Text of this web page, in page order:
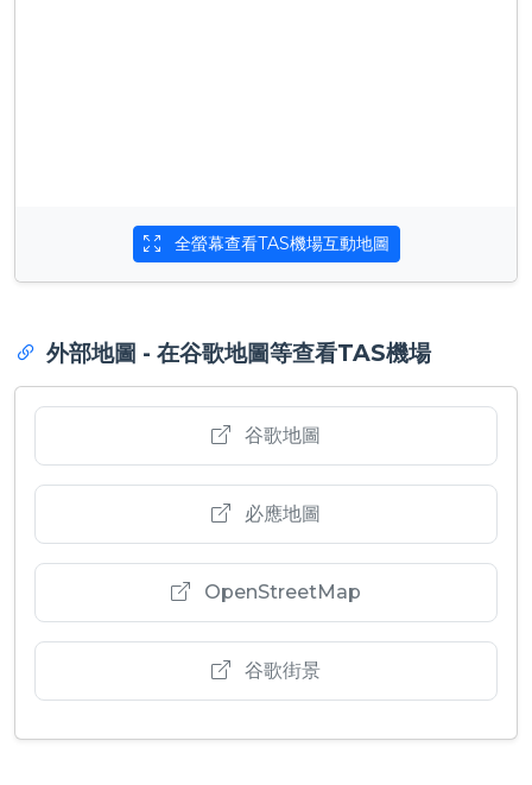
全螢幕查看TAS機場互動地圖
外部地圖 - 在谷歌地圖等查看TAS機場
谷歌地圖
必應地圖
OpenStreetMap
谷歌街景